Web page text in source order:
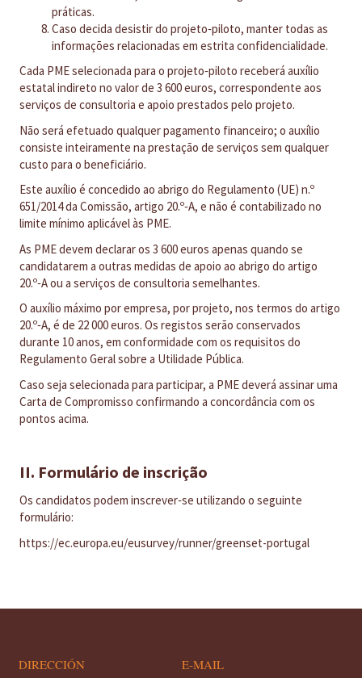
práticas.
Caso decida desistir do projeto‑piloto, manter todas as
informações relacionadas em estrita confidencialidade.
Cada PME selecionada para o projeto‑piloto receberá auxílio
estatal indireto no valor de 3 600 euros, correspondente aos
serviços de consultoria e apoio prestados pelo projeto.
Não será efetuado qualquer pagamento financeiro; o auxílio
consiste inteiramente na prestação de serviços sem qualquer
custo para o beneficiário.
Este auxílio é concedido ao abrigo do Regulamento (UE) n.º
651/2014 da Comissão, artigo 20.º‑A, e não é contabilizado no
limite mínimo aplicável às PME.
As PME devem declarar os 3 600 euros apenas quando se
candidatarem a outras medidas de apoio ao abrigo do artigo
20.º‑A ou a serviços de consultoria semelhantes.
O auxílio máximo por empresa, por projeto, nos termos do artigo
20.º‑A, é de 22 000 euros. Os registos serão conservados
durante 10 anos, em conformidade com os requisitos do
Regulamento Geral sobre a Utilidade Pública.
Caso seja selecionada para participar, a PME deverá assinar uma
Carta de Compromisso confirmando a concordância com os
pontos acima.
II. Formulário de inscrição
Os candidatos podem inscrever‑se utilizando o seguinte
formulário:
https://ec.europa.eu/eusurvey/runner/greenset-portugal
DIRECCIÓN E-MAIL